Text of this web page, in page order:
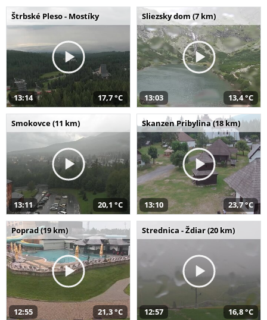
Štrbské Pleso - Mostíky
13:14 17,7 °C
Sliezsky dom (7 km)
13:03 13,4 °C
Smokovce (11 km)
13:11 20,1 °C
Skanzen Pribylina (18 km)
13:10 23,7 °C
Poprad (19 km)
12:55 21,3 °C
Strednica - Ždiar (20 km)
12:57 16,8 °C